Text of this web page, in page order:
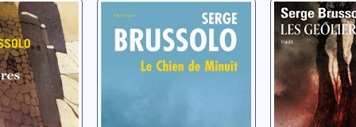
Le chien de
minuit: roman
Brussolo, Serge
Les
Brussolo,